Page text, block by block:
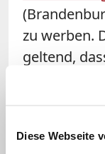
Diese Webseite
zu werben.
geltend,